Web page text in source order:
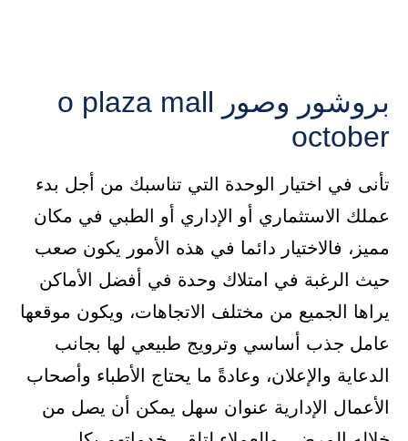
بروشور وصور o plaza mall
october
تأنى في اختيار الوحدة التي تناسبك من أجل بدء
عملك الاستثماري أو الإداري أو الطبي في مكان
مميز، فالاختيار دائما في هذه الأمور يكون صعب
حيث الرغبة في امتلاك وحدة في أفضل الأماكن
يراها الجميع من مختلف الاتجاهات، ويكون موقعها
عامل جذب أساسي وترويج طبيعي لها بجانب
الدعاية والإعلان، وعادةً ما يحتاج الأطباء وأصحاب
الأعمال الإدارية عنوان سهل يمكن أن يصل من